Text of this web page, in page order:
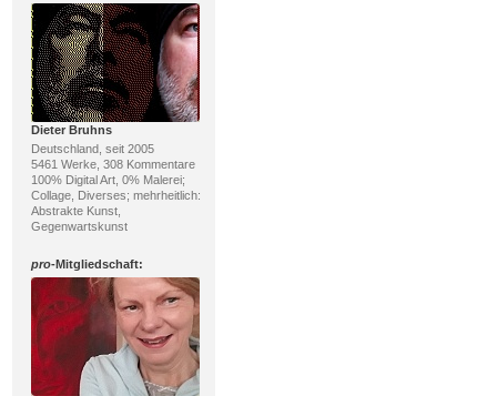
Dieter Bruhns
Deutschland, seit 2005
5461 Werke, 308 Kommentare
100% Digital Art, 0% Malerei;
Collage, Diverses; mehrheitlich:
Abstrakte Kunst,
Gegenwartskunst
pro-Mitgliedschaft: